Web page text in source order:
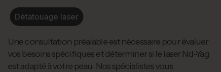
Détatouage laser
Une consultation préalable est nécessaire pour évaluer
vos besoins spécifiques et déterminer si le laser Nd-Yag
est adapté à votre peau. Nos spécialistes vous